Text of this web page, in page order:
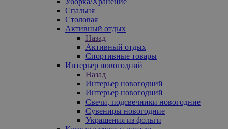
Спальня
Столовая
Активный отдых
Назад
Активный отдых
Спортивные товары
Интерьер новогодний
Назад
Интерьер новогодний
Интерьер новогодний
Свечи, подсвечники новогодние
Сувениры новогодние
Украшения из фольги